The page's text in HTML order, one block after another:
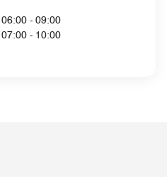
06:00 - 09:00
07:00 - 10:00